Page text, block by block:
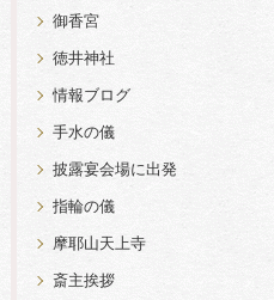
御香宮
徳井神社
情報ブログ
手水の儀
披露宴会場に出発
指輪の儀
摩耶山天上寺
斎主挨拶